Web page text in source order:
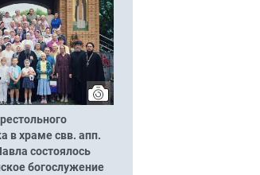
в храме свв. апп.
состоялось
богослужение